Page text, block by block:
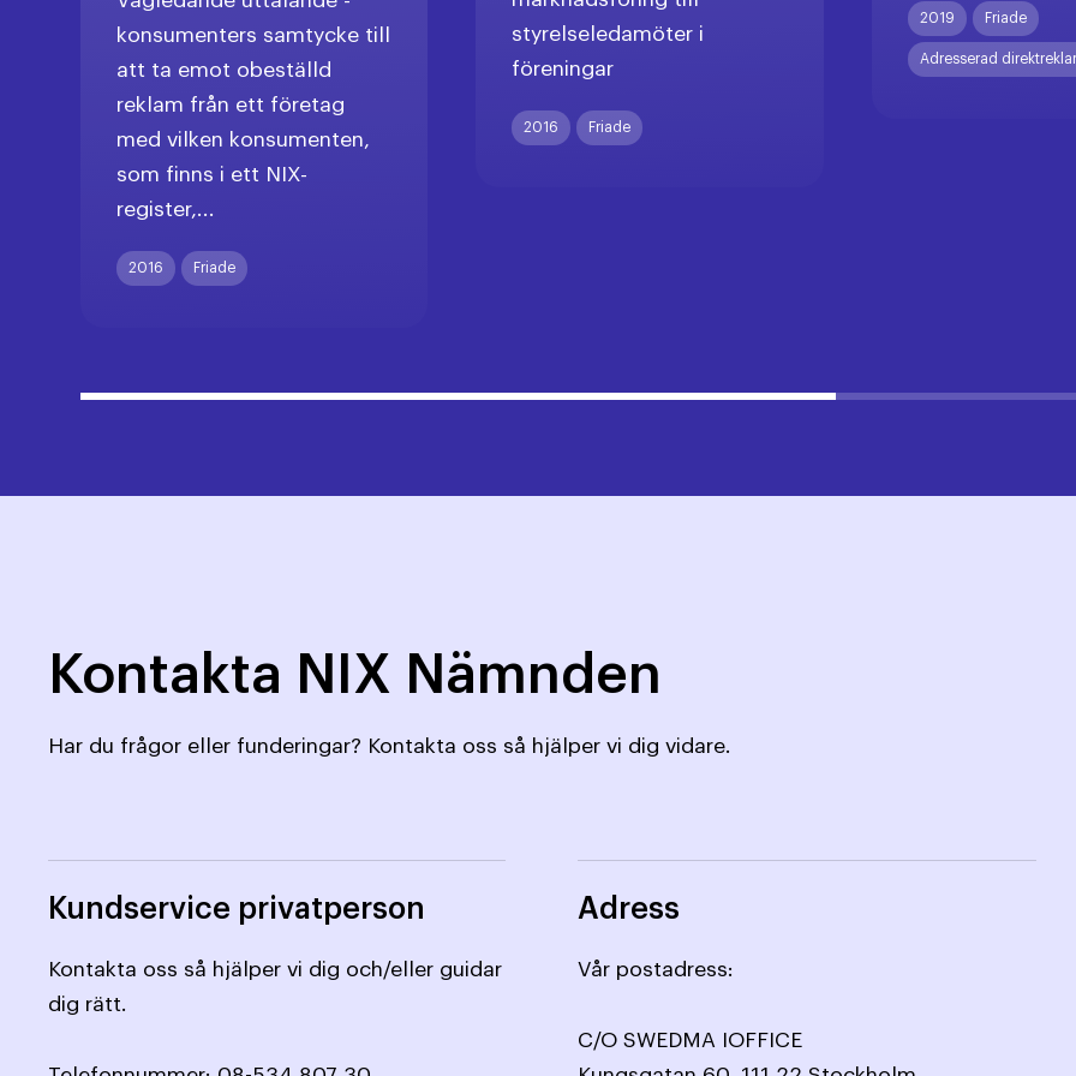
konsumenters samtycke till
att ta emot obeställd
reklam från ett företag
med vilken konsumenten,
som finns i ett NIX-
register,...
2016 Friade
styrelseledamöter i
föreningar
2016 Friade
2019 Friade
Adresserad
Kontakta NIX Nämnden
Har du frågor eller funderingar? Kontakta oss så hjälper vi dig vidare.
Kundservice privatperson
Kontakta oss så hjälper vi dig och/eller guidar
dig rätt.
Adress
Vår postadress:
C/O SWEDMA IOFFICE